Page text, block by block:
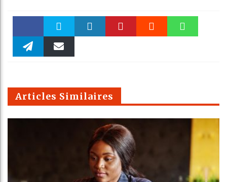
Faceboo Twitter
m
Articles Similaires